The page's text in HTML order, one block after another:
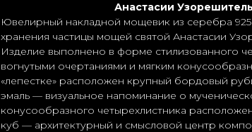
Анастасии
Ювелирный накладной мощевик из серебра
хранения частицы мощей святой Анастасии
Изделие выполнено в форме стилизованного
вогнутыми очертаниями и мягким
«лепестке» расположен крупный бордовый
эмаль — визуальное напоминание о
конусообразного четырехлистника
куб — архитектурный и смысловой центр